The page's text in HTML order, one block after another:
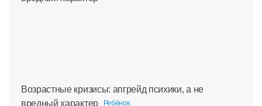
Возрастные кризисы: апгрейд психики, а не
вредный характер
Ребёнок